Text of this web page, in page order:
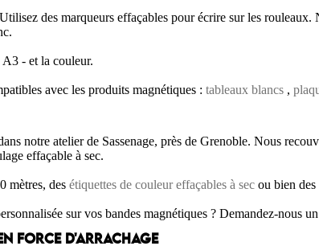
des marqueurs effaçables pour écrire sur les
- et la couleur.
avec les produits magnétiques :tableaux blancs ,
notre atelier de Sassenage, près de Grenoble. Nous
effaçable à sec.
mètres, desétiquettes de couleur effaçables à sec ou bien des
sur vos bandes magnétiques ? Demandez-nous
FORCE D'ARRACHAGE